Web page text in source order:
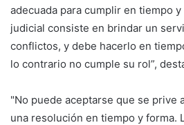
adecuada para cumplir en tiempo
judicial consiste en brindar un
conflictos, y debe hacerlo en
lo contrario no cumple su rol”,
"No puede aceptarse que se prive
una resolución en tiempo y forma.